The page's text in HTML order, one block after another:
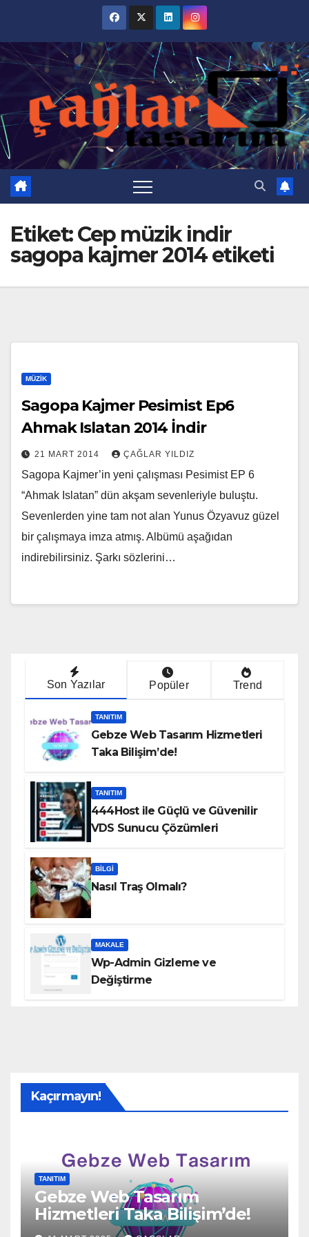
content
Etiket:Cep müzik indir
sagopa kajmer 2014 etiketi
MÜZIK
Sagopa Kajmer Pesimist Ep6
Ahmak Islatan 2014 İndir
21 MART 2014 ÇAĞLAR YILDIZ
Sagopa Kajmer’in yeni çalışması Pesimist EP 6
“Ahmak Islatan” dün akşam sevenleriyle buluştu.
Sevenlerden yine tam not alan Yunus Özyavuz güzel
bir çalışmaya imza atmış. Albümü aşağıdan
indirebilirsiniz. Şarkı sözlerini…
Son Yazılar Popüler Trend
TANITIM
Gebze Web Tasarım Hizmetleri
Taka Bilişim’de!
TANITIM
444Host ile Güçlü ve Güvenilir
VDS Sunucu Çözümleri
BILGI
Nasıl Traş Olmalı?
MAKALE
Wp-Admin Gizleme ve
Değiştirme
Kaçırmayın!
TANITIM
Gebze Web Tasarım
Hizmetleri Taka Bilişim’de!